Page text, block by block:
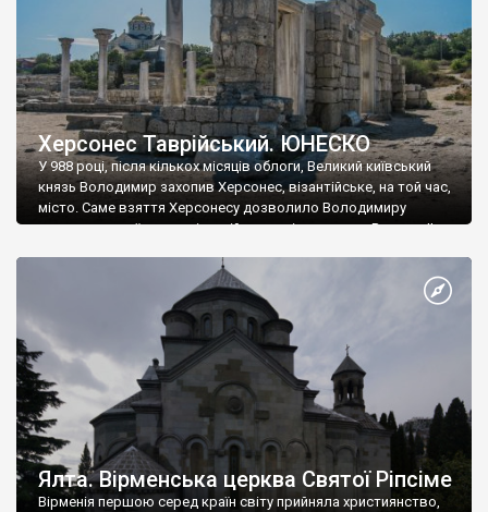
Херсонес Таврійський. ЮНЕСКО
У 988 році, після кількох місяців облоги, Великий київський
князь Володимир захопив Херсонес, візантійське, на той час,
місто. Саме взяття Херсонесу дозволило Володимиру
диктувати свої умови візантійському імператору Василю ІІ, та
Херсонесі Володимир-язичник, став Василем-християнином.
А потім було Хрещення Русі. На честь Херсонесу Таврійського
Ялта. Вірменська церква Святої Ріпсіме
Вірменія першою серед країн світу прийняла християнство,